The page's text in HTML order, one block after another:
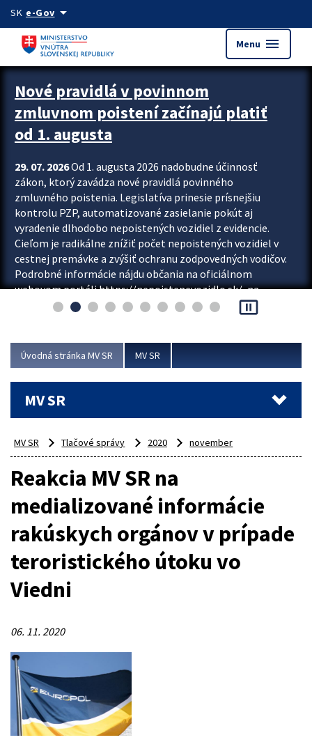
Preskocit na hlavný obsah
SK e-Govarrow_drop_down
Menu menu
Zastavit automatický posun upútavok
Nové pravidlá v povinnom
zmluvnom poistení začínajú platiť
od 1. augusta
29. 07. 2026Od 1. augusta 2026 nadobudne účinnosť
zákon, ktorý zavádza nové pravidlá povinného
zmluvného poistenia. Legislatíva prinesie prísnejšiu
kontrolu PZP, automatizované zasielanie pokút aj
vyradenie dlhodobo nepoistených vozidiel z evidencie.
Cieľom je radikálne znížiť počet nepoistených vozidiel v
cestnej premávke a zvýšiť ochranu zodpovedných vodičov.
Podrobné informácie nájdu občania na oficiálnom
webovom portáli https://nepoistenevozidlo.sk/, na
ktorom od augusta pribudne aj možnosť overiť si...
pause_presentation
Úvodná stránka MV SR MV SR
MV SR
MV SR Tlačové správy 2020 november
Reakcia MV SR na
medializované informácie
rakúskych orgánov v prípade
teroristického útoku vo
Viedni
06. 11. 2020